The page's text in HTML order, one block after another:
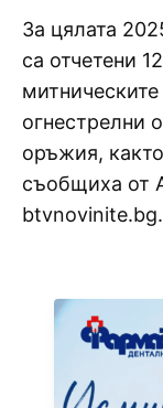
За цялата
са отчетени
огнестрелни
оръжия,
съобщиха от
btvnovinite.bg.